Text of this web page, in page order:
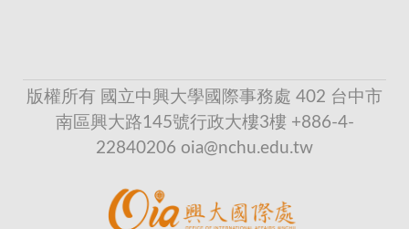
版權所有 國立中興大學國際事務處 402 台中市
南區興大路145號行政大樓3樓 +886-4-
22840206 oia@nchu.edu.tw